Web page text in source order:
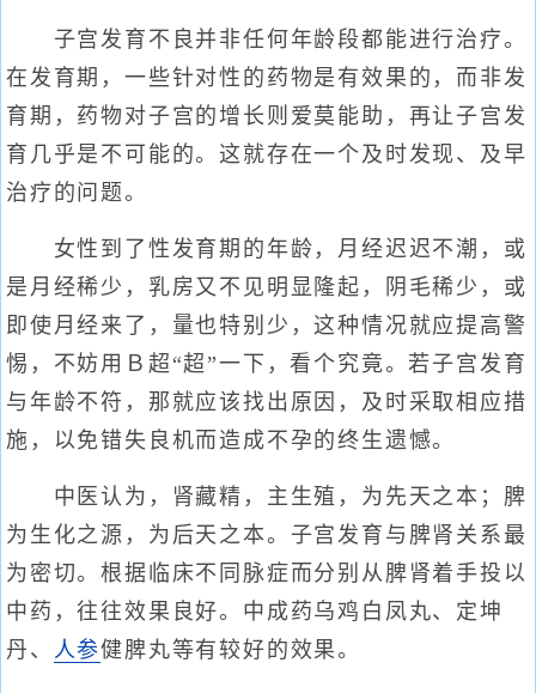
子宫发育不良并非任何年龄段都能进行治疗。
在发育期，一些针对性的药物是有效果的，而非发
育期，药物对子宫的增长则爱莫能助，再让子宫发
育几乎是不可能的。这就存在一个及时发现、及早
治疗的问题。
女性到了性发育期的年龄，月经迟迟不潮，或
是月经稀少，乳房又不见明显隆起，阴毛稀少，或
即使月经来了，量也特别少，这种情况就应提高警
惕，不妨用Ｂ超“超”一下，看个究竟。若子宫发育
与年龄不符，那就应该找出原因，及时采取相应措
施，以免错失良机而造成不孕的终生遗憾。
中医认为，肾藏精，主生殖，为先天之本；脾
为生化之源，为后天之本。子宫发育与脾肾关系最
为密切。根据临床不同脉症而分别从脾肾着手投以
中药，往往效果良好。中成药乌鸡白凤丸、定坤
丹、 人参健脾丸等有较好的效果。